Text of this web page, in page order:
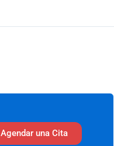
Agendar una Cita